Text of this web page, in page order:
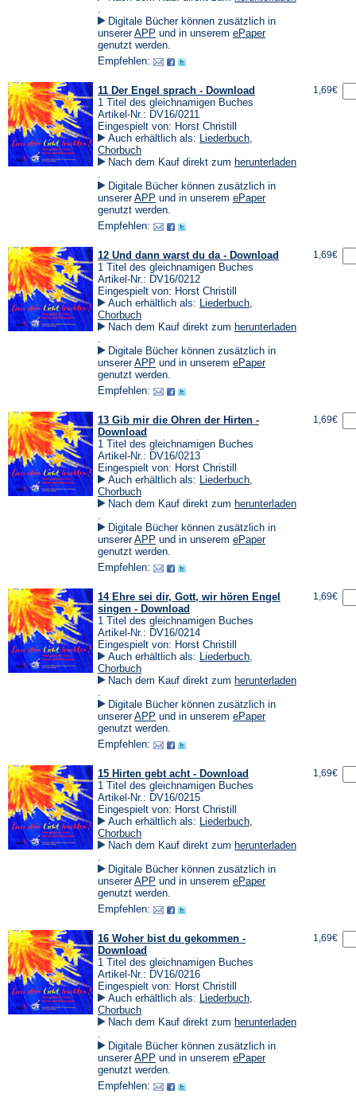
in
einem
neuen
Tab)
.
Digitale Bücher können zusätzlich in
unsererAPP (Öffnet
in
neuen
und in unserem ePaper(Öffnet
genutzt werden.
Empfehlen:
11 Der Engel sprach - Download
1 Titel des gleichnamigen Buches
Artikel-Nr.: DV16/0211
Eingespielt von: Horst Christill
Auch erhältlich als: Liederbuch,
Chorbuch
Nach dem Kauf direkt zum herunterladen
in
einem
neuen
Tab)
.
Digitale Bücher können zusätzlich in
unsererAPP (Öffnet
in
neuen
und in unserem ePaper(Öffnet
genutzt werden.
Empfehlen:
1,69€
12 Und dann warst du da - Download
1 Titel des gleichnamigen Buches
Artikel-Nr.: DV16/0212
Eingespielt von: Horst Christill
Auch erhältlich als: Liederbuch,
Chorbuch
Nach dem Kauf direkt zum herunterladen
in
einem
neuen
Tab)
.
Digitale Bücher können zusätzlich in
unsererAPP (Öffnet
in
neuen
und in unserem ePaper(Öffnet
genutzt werden.
Empfehlen:
1,69€
13 Gib mir die Ohren der Hirten -
Download
1 Titel des gleichnamigen Buches
Artikel-Nr.: DV16/0213
Eingespielt von: Horst Christill
Auch erhältlich als: Liederbuch,
Chorbuch
Nach dem Kauf direkt zum herunterladen
in
einem
neuen
Tab)
.
Digitale Bücher können zusätzlich in
unsererAPP (Öffnet
in
neuen
und in unserem ePaper(Öffnet
genutzt werden.
Empfehlen:
1,69€
14 Ehre sei dir, Gott, wir hören Engel
singen - Download
1 Titel des gleichnamigen Buches
Artikel-Nr.: DV16/0214
Eingespielt von: Horst Christill
Auch erhältlich als: Liederbuch,
Chorbuch
Nach dem Kauf direkt zum herunterladen
in
einem
neuen
Tab)
.
Digitale Bücher können zusätzlich in
unsererAPP (Öffnet
in
neuen
und in unserem ePaper(Öffnet
genutzt werden.
Empfehlen:
1,69€
15 Hirten gebt acht - Download
1 Titel des gleichnamigen Buches
Artikel-Nr.: DV16/0215
Eingespielt von: Horst Christill
Auch erhältlich als: Liederbuch,
Chorbuch
Nach dem Kauf direkt zum herunterladen
in
einem
neuen
Tab)
.
Digitale Bücher können zusätzlich in
unsererAPP (Öffnet
in
neuen
und in unserem ePaper(Öffnet
genutzt werden.
Empfehlen:
1,69€
16 Woher bist du gekommen -
Download
1 Titel des gleichnamigen Buches
Artikel-Nr.: DV16/0216
Eingespielt von: Horst Christill
Auch erhältlich als: Liederbuch,
Chorbuch
Nach dem Kauf direkt zum herunterladen
in
einem
neuen
Tab)
.
Digitale Bücher können zusätzlich in
unsererAPP (Öffnet
in
neuen
und in unserem ePaper(Öffnet
genutzt werden.
Empfehlen:
1,69€